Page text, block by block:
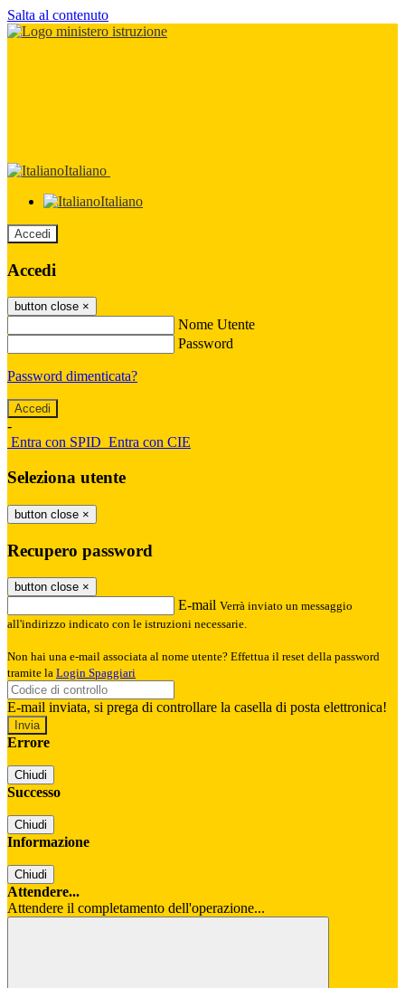
Salta al contenuto
Italiano
Italiano
Accedi
Accedi
button close ×
Nome Utente
Password
Password dimenticata?
-
Entra con SPID Entra con CIE
Seleziona utente
button close ×
Recupero password
button close ×
E-mail Verrà inviato un messaggio
all'indirizzo indicato con le istruzioni necessarie.
Non hai una e-mail associata al nome utente? Effettua il reset della password
tramite la Login Spaggiari
E-mail inviata, si prega di controllare la casella di posta elettronica!
Errore
Chiudi
Successo
Chiudi
Informazione
Chiudi
Attendere...
Attendere il completamento dell'operazione...